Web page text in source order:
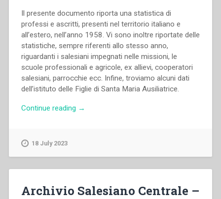
Il presente documento riporta una statistica di
professi e ascritti, presenti nel territorio italiano e
all’estero, nell’anno 1958. Vi sono inoltre riportate delle
statistiche, sempre riferenti allo stesso anno,
riguardanti i salesiani impegnati nelle missioni, le
scuole professionali e agricole, ex allievi, cooperatori
salesiani, parrocchie ecc. Infine, troviamo alcuni dati
dell’istituto delle Figlie di Santa Maria Ausiliatrice.
Continue reading “Archivio
→
18 July 2023
Archivio Salesiano Centrale –